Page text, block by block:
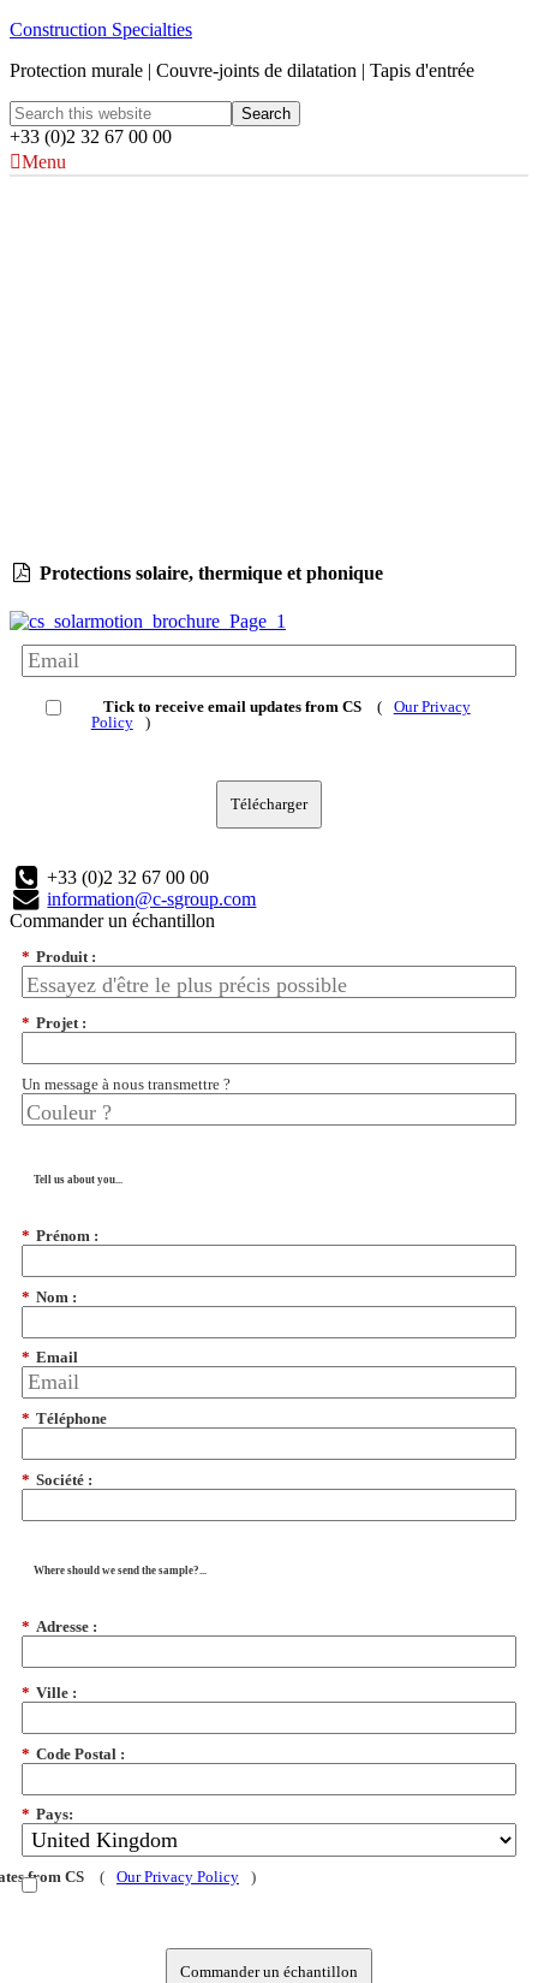
Construction Specialties
Protection murale | Couvre-joints de dilatation | Tapis d'entrée
+33 (0)2 32 67 00 00
Menu
Protections solaire, thermique et phonique
Tick to receive email updates from CS (
Our Privacy
Policy
)
Télécharger
+33 (0)2 32 67 00 00
information@c-sgroup.com
Commander un échantillon
* Produit :
* Projet :
Un message à nous transmettre ?
Tell us about you...
* Prénom :
* Nom :
* Email
* Téléphone
* Société :
Where should we send the sample?...
* Adresse :
* Ville :
* Code Postal :
* Pays:
from CS ( Our Privacy Policy )
Commander un échantillon